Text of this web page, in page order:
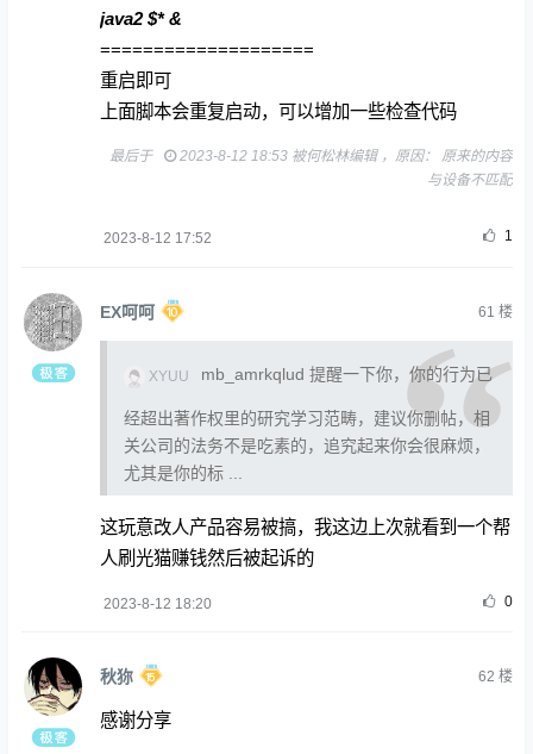
java2 $* &
====================
重启即可
上面脚本会重复启动，可以增加一些检查代码
最后于
2023-8-12 18:53 被何松林编辑 ，原因： 原来的内容
与设备不匹配
2023-8-12 17:52 1
EX呵呵 61 楼
XYUU mb_amrkqlud 提醒一下你，你的行为已
经超出著作权里的研究学习范畴，建议你删帖，相
关公司的法务不是吃素的，追究起来你会很麻烦，
尤其是你的标 ...
这玩意改人产品容易被搞，我这边上次就看到一个帮
人刷光猫赚钱然后被起诉的
2023-8-12 18:20 0
秋狝 62 楼
感谢分享